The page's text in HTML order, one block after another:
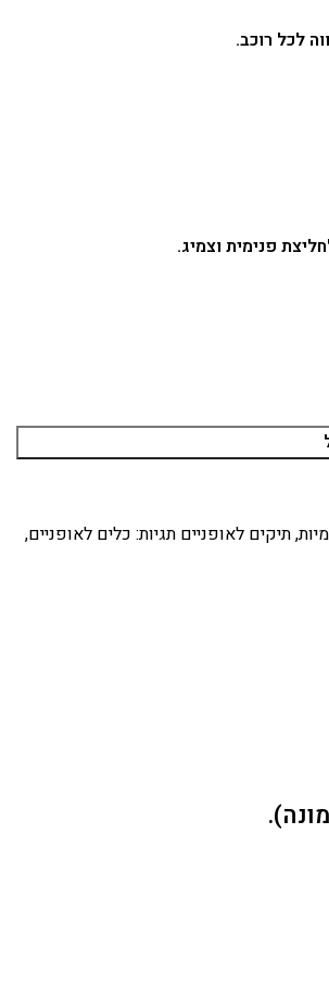
לכל רוכב.
,תיקים לאופניים תגיות: כלים לאופניים,